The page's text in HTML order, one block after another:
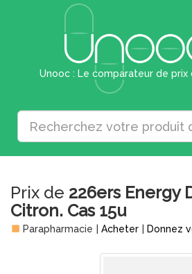
Unooc : Le comparateur de prix
Prix de 226ers Energy
Citron. Cas 15u
Parapharmacie Acheter Donnez